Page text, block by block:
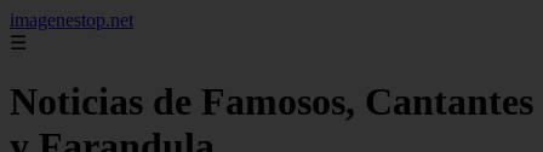
imagenestop.net
☰
Noticias de Famosos, Cantantes